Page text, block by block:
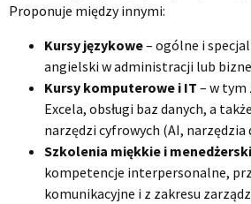
Proponuje między innymi:
Kursy językowe– ogólne i
angielski w administracji lub
Kursy komputerowe i IT – w tym
Excela, obsługi baz danych, a
narzędzi cyfrowych (AI, narzędzia
Szkolenia miękkie i
kompetencje interpersonalne,
komunikacyjne i z zakresu